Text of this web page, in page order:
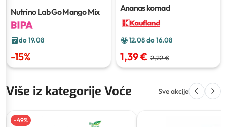
Nutrino Lab Go Mango Mix
do 19.08
-15%
Ananaskomad
12.08 do 16.08
1,39 € 2,22 €
Više iz kategorije Voće Sve akcije
-49%